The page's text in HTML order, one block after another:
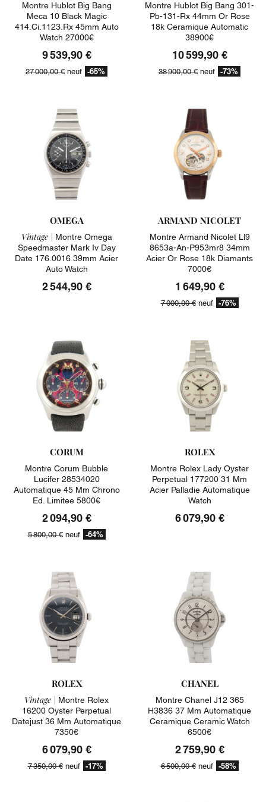
Montre Hublot Big Bang
Meca 10 Black Magic
414.ci.1123.rx 45mm Auto
Watch 27000€
9 539,90 €
27 000,00 € neuf -65%
Montre Hublot Big Bang 301-
Pb-131-Rx 44mm Or Rose
18k Ceramique Automatic
38900€
10 599,90 €
38 900,00 € neuf -73%
OMEGA
Vintage | Montre Omega
Speedmaster Mark Iv Day
Date 176.0016 39mm Acier
Auto Watch
2 544,90 €
ARMAND NICOLET
Montre Armand Nicolet Ll9
8653a-An-P953mr8 34mm
Acier Or Rose 18k Diamants
7000€
1 649,90 €
7 000,00 €neuf -76%
CORUM
Montre Corum Bubble
Lucifer 28534020
Automatique 45 Mm Chrono
Ed. Limitee 5800€
2 094,90 €
5 800,00 €neuf -64%
ROLEX
Montre Rolex Lady Oyster
Perpetual 177200 31 Mm
Acier Palladie Automatique
Watch
6 079,90 €
ROLEX
Vintage | Montre Rolex
16200 Oyster Perpetual
Datejust 36 Mm Automatique
7350€
6 079,90 €
7 350,00 €neuf -17%
CHANEL
Montre Chanel J12 365
H3836 37 Mm Automatique
Ceramique Ceramic Watch
6500€
2 759,90 €
6 500,00 €neuf -58%